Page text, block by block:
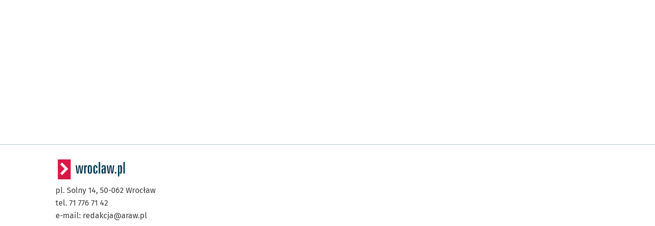
pl. Solny 14, 50-062 Wrocław
tel. 71 776 71 42
e-mail: redakcja@araw.pl